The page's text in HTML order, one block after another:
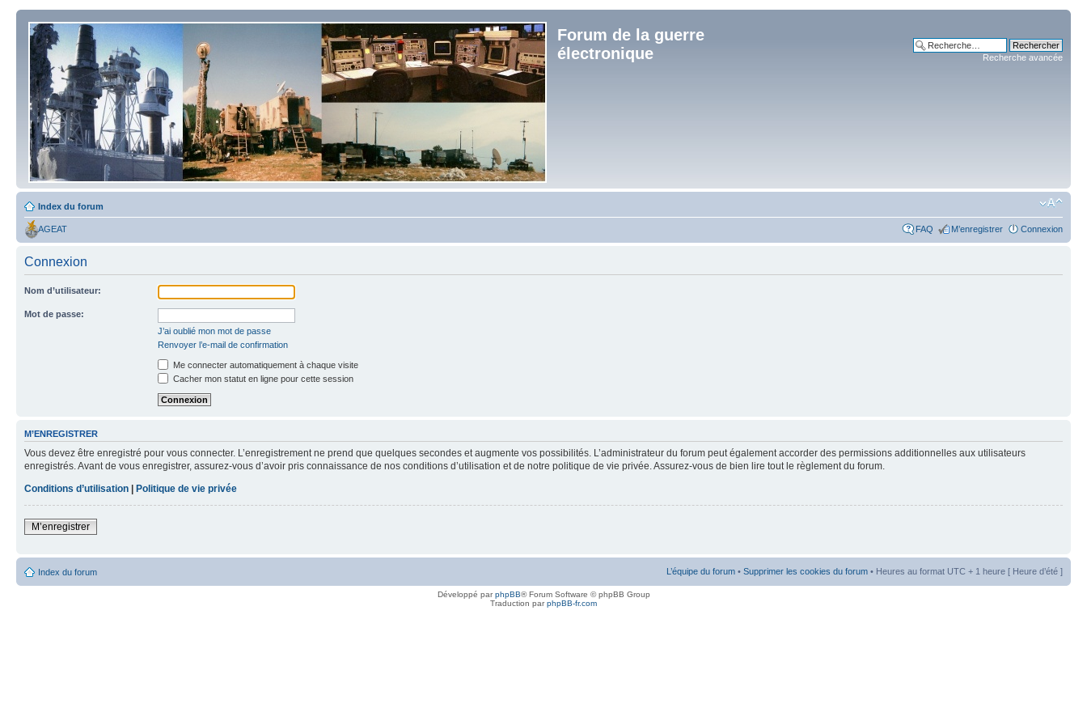
Forum de la guerre
électronique
Recherche avancée
Index du forum
AGEAT FAQ M’enregistrer Connexion
Connexion
Nom d’utilisateur:
Mot de passe:
J’ai oublié mon mot de passe
Renvoyer l’e-mail de confirmation
Me connecter automatiquement à chaque visite
Cacher mon statut en ligne pour cette session
M’ENREGISTRER
Vous devez être enregistré pour vous connecter. L’enregistrement ne prend que quelques secondes et augmente vos possibilités. L’administrateur du forum peut également accorder des permissions additionnelles aux utilisateurs
enregistrés. Avant de vous enregistrer, assurez-vous d’avoir pris connaissance de nos conditions d’utilisation et de notre politique de vie privée. Assurez-vous de bien lire tout le règlement du forum.
Conditions d’utilisation | Politique de vie privée
M’enregistrer
Index du forum L’équipe du forum • Supprimer les cookies du forum • Heures au format UTC + 1 heure [ Heure d’été ]
Développé parphpBB® Forum Software © phpBB Group
Traduction parphpBB-fr.com